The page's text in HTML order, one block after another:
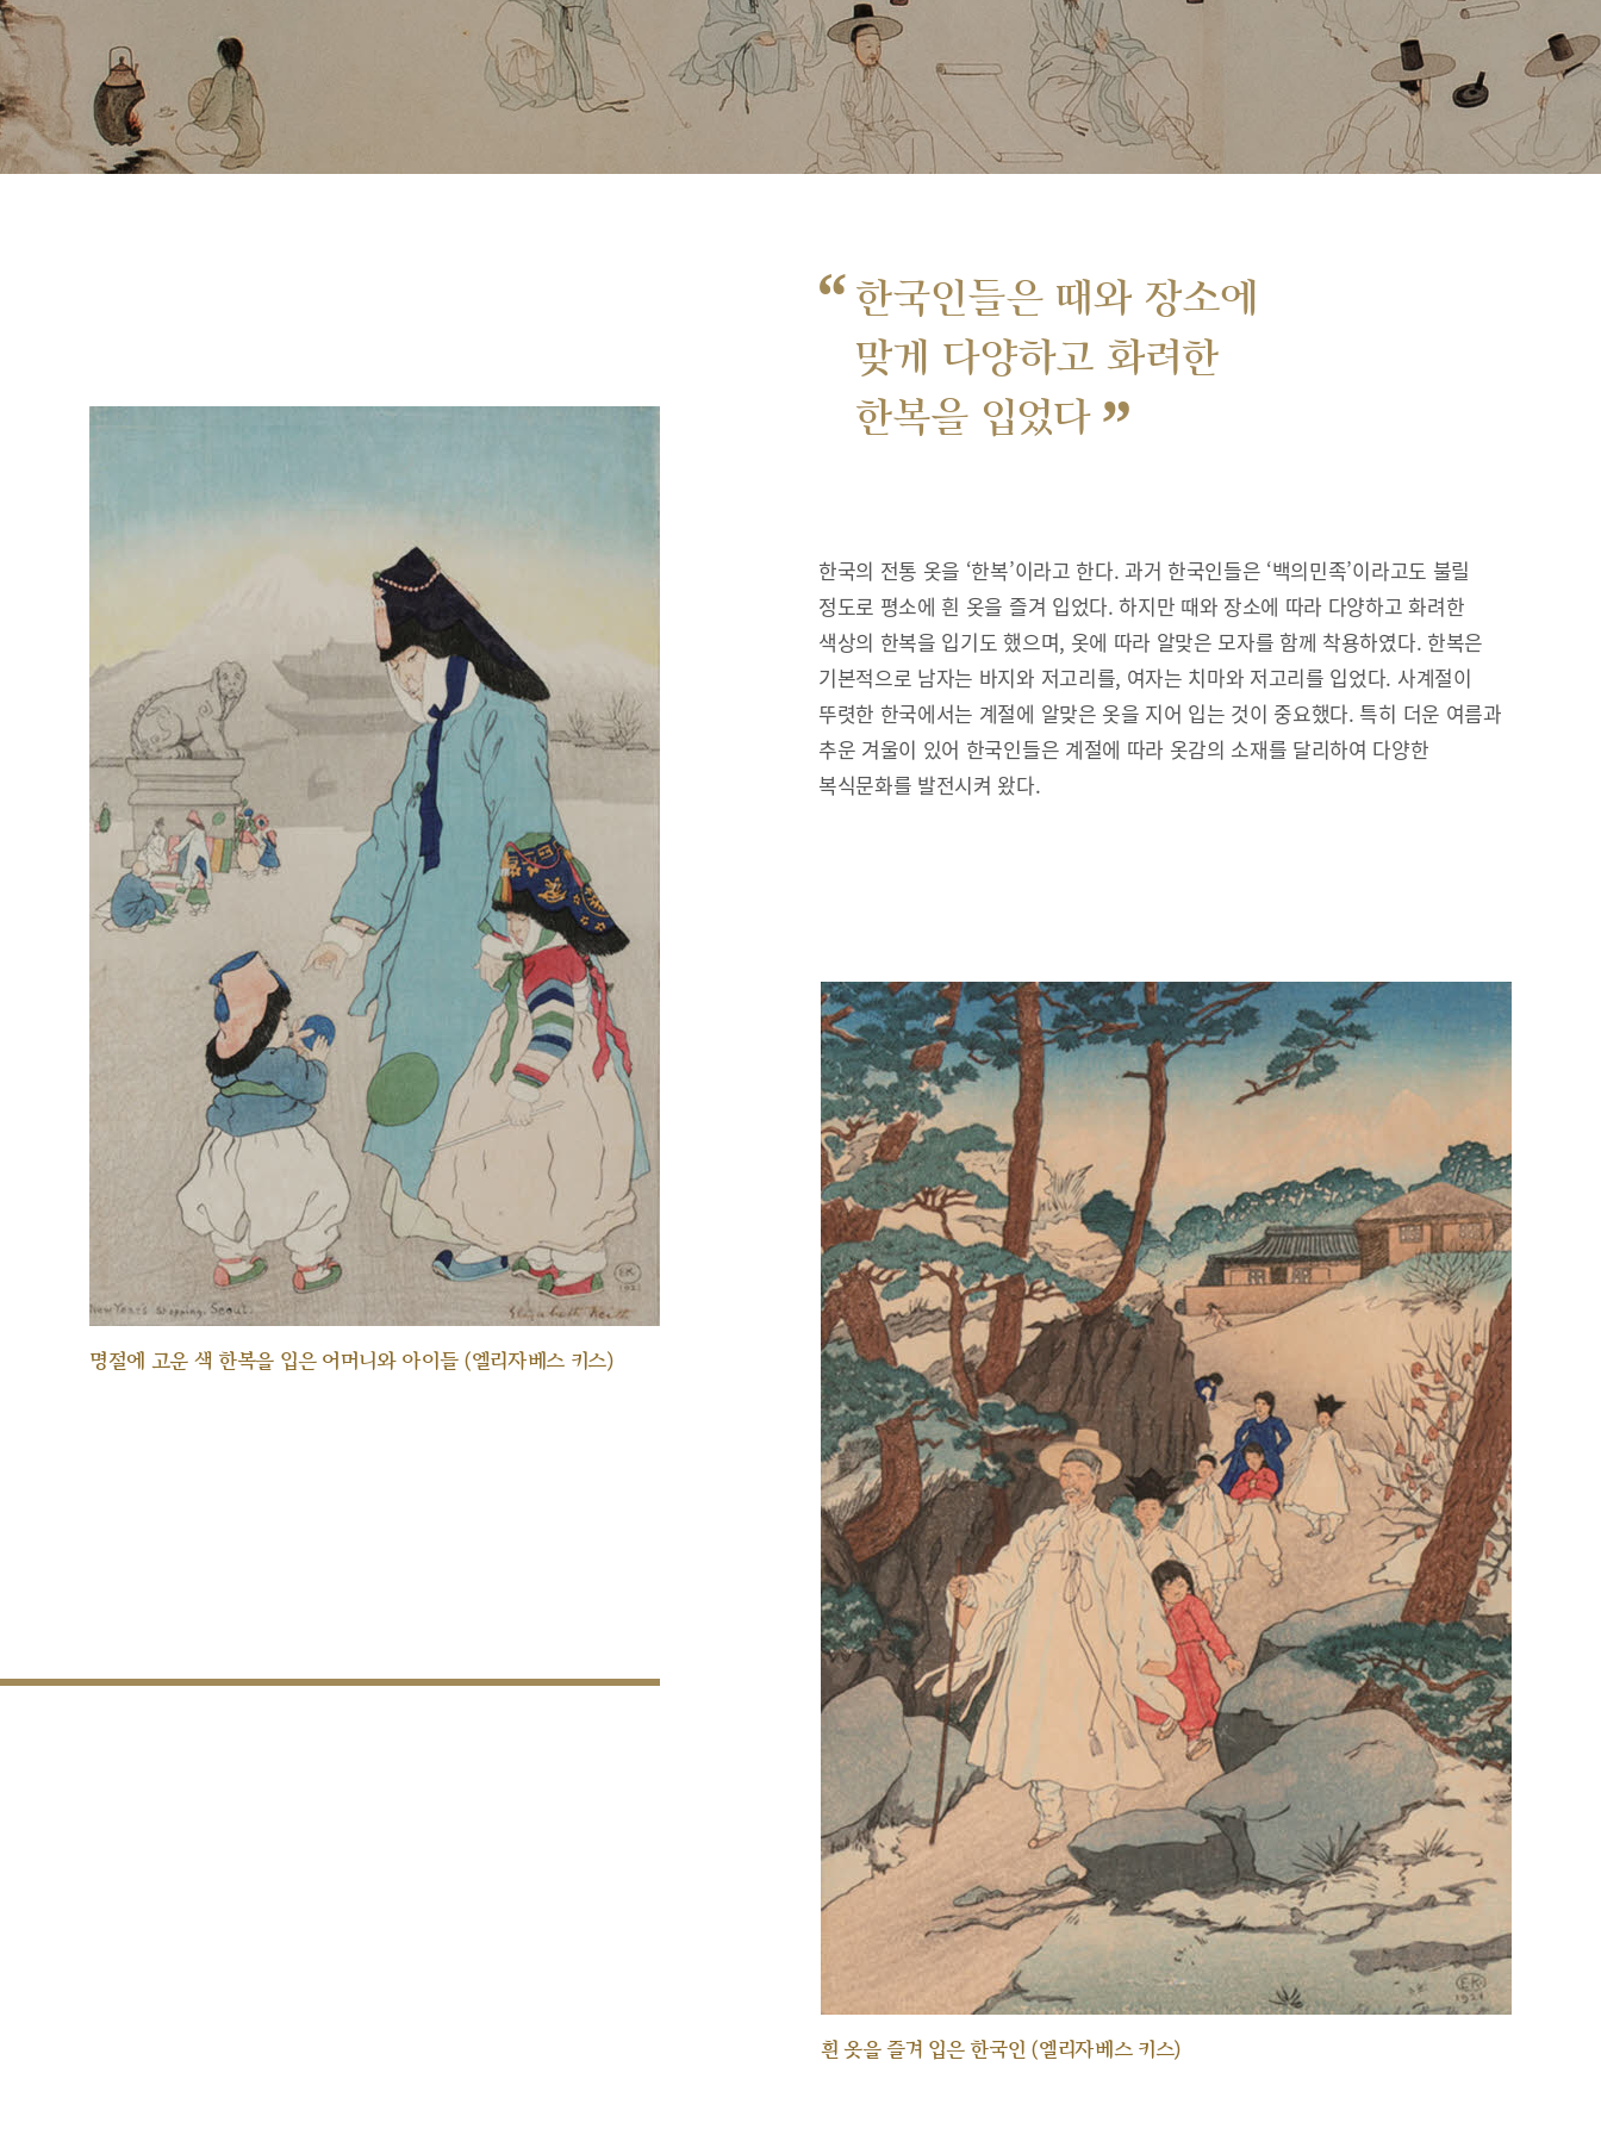
“ 한국인들은 때와 장소에
맞게 다양하고 화려한
한복을 입었다 ”
명절에 고운 색 한복을 입은 어머니와 아이들 (엘리자베스 키스)
한국의 전통 옷을 ‘한복’이라고 한다. 과거 한국인들은 ‘백의민족’이라고도 불릴
정도로 평소에 흰 옷을 즐겨 입었다. 하지만 때와 장소에 따라 다양하고 화려한
색상의 한복을 입기도 했으며, 옷에 따라 알맞은 모자를 함께 착용하였다. 한복은
기본적으로 남자는 바지와 저고리를, 여자는 치마와 저고리를 입었다. 사계절이
뚜렷한 한국에서는 계절에 알맞은 옷을 지어 입는 것이 중요했다. 특히 더운 여름과
추운 겨울이 있어 한국인들은 계절에 따라 옷감의 소재를 달리하여 다양한
복식문화를 발전시켜 왔다.
흰 옷을 즐겨 입은 한국인 (엘리자베스 키스)